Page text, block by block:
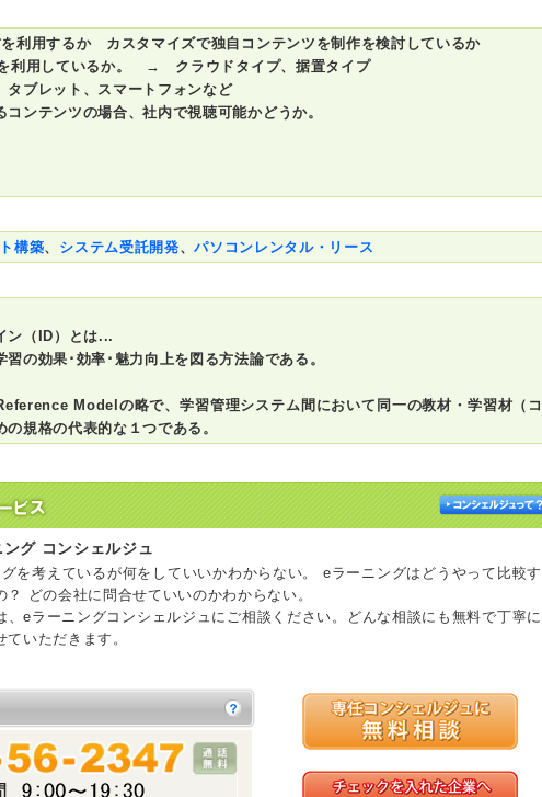
を利用するか カスタマイズで独自コンテンツを制作を検討しているか
を利用しているか。 → クラウドタイプ、据置タイプ
ブレット、スマートフォンなど
コンテンツの場合、社内で視聴可能かどうか。
構築、 システム受託開発、パソコンレンタル・リース
ン（ID）とは...
の効果･効率･魅力向上を図る方法論である。
Modelの略で、学習管理システム間において同一の教材・学習材（コ
規格の代表的な１つである。
グ コンシェルジュ
を考えているが何をしていいかわからない。 eラーニングはどうやって比較す
？ どの会社に問合せていいのかわからない。
、eラーニングコンシェルジュにご相談ください。どんな相談にも無料で丁寧に
ていただきます。